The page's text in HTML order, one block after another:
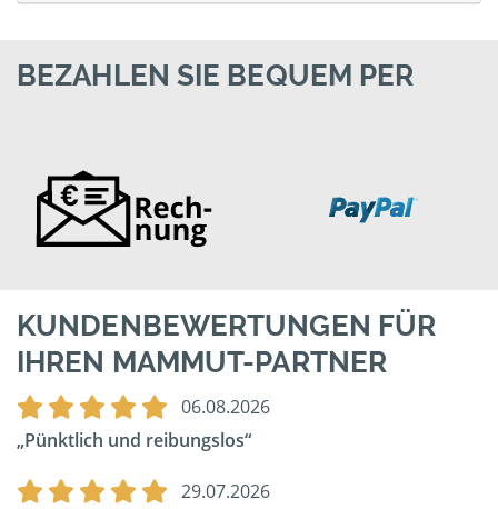
BEZAHLEN SIE BEQUEM PER
KUNDENBEWERTUNGEN FÜR
IHREN MAMMUT-PARTNER
06.08.2026
Pünktlich und reibungslos
29.07.2026